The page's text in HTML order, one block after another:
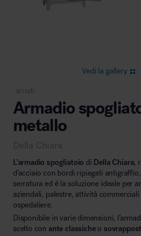
Area lounge e attesa
Area outdoor
Vedi la gallery
arredi
Armadio
metallo
Della Chiara
L’armadio spogliatoio di Della Chiara,
d’acciaio con bordi ripiegati
serratura ed è la soluzione ideale per
aziendali, palestre, attività
ospedaliere.
Disponibile in varie dimensioni,
scelto con ante classicheo